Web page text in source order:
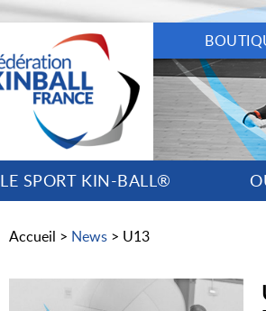
LE SPORT KIN-BALL®
Accueil > News > U13